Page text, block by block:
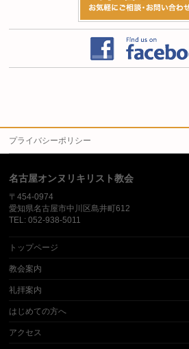
プライバシーポリシー
名古屋オンヌリキリスト教会
〒454-0974
愛知県名古屋市中川区島井町612
TEL: 052-938-5011
トップページ
教会案内
礼拝案内
はじめての方へ
アクセス